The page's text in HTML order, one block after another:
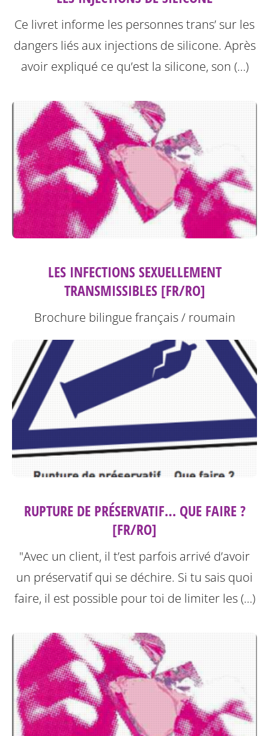
Ce livret informe les personnes trans’ sur les
dangers liés aux injections de silicone. Après
avoir expliqué ce qu’est la silicone, son (…)
LES INFECTIONS SEXUELLEMENT
TRANSMISSIBLES [FR/RO]
Brochure bilingue français / roumain
RUPTURE DE PRÉSERVATIF… QUE FAIRE ?
[FR/RO]
"Avec un client, il t’est parfois arrivé d’avoir
un préservatif qui se déchire. Si tu sais quoi
faire, il est possible pour toi de limiter les (…)